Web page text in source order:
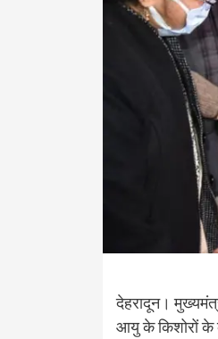
देहरादून।
आयु के किशोरों के